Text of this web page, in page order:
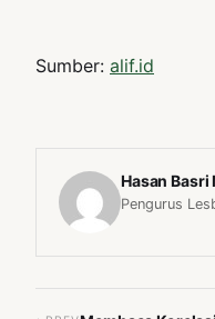
Sumber: alif.id
Hasan Basri
Pengurus